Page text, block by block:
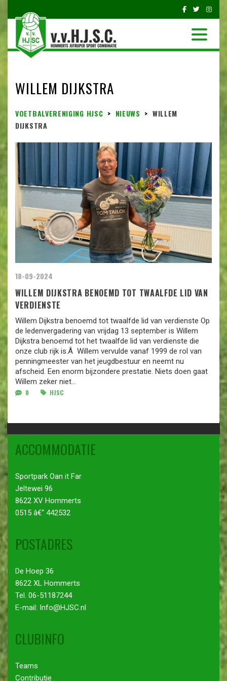
WILLEM DIJKSTRA
VOETBALVERENIGING HJSC > NIEUWS > WILLEM
DIJKSTRA
18-09-2024
WILLEM DIJKSTRA BENOEMD TOT TWAALFDE LID VAN
VERDIENSTE
Willem Dijkstra benoemd tot twaalfde lid van verdienste Op
de ledenvergadering van vrijdag 13 september is Willem
Dijkstra benoemd tot het twaalfde lid van verdienste die
onze club rijk is.Â Willem vervulde vanaf 1999 de rol van
penningmeester van het jeugdbestuur en neemt nu
afscheid. Een enorm bijzondere prestatie. Niets doen gaat
Willem zeker niet...
0 HJSC
ACCOMMODATIE
Sportpark Oan it Far
Jeltewei 96
8622 XV Hommerts
0515 â€“ 442532
POSTADRES
De Hoep 36
8622 XL Hommerts
Tel. 06-51187244
E-mail: Info@HJSC.nl
CLUBINFO
Teams
Contributie